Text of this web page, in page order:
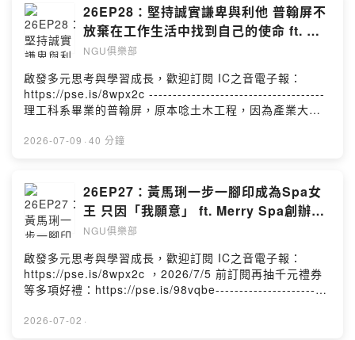
棄，擔任輔導工作40年來，他仍看過許多「浪子回頭」的
奇蹟出現。黃明鎮也曾親身經歷見到被害者家屬最後願意
放下仇恨，饒恕加害人的大愛，這也讓他更確信自己當初
的生涯決定，他所做的事情比當上警察局長更有意義，如
今已82歲的黃明鎮依舊每天投入更生輔導工作，信仰是他
背後最大的力量，妻子自始至終的支持，也一直是黃明鎮
最大的後盾。-------------------------------------企劃 | 王涵
製作 | 王涵
26EP28：堅持誠實謙卑與利他 普翰屏不
放棄在工作生活中找到自己的使命 ft. 半
導體大廠研發主管 普翰屏
NGU俱樂部
啟發多元思考與學習成長，歡迎訂閱 IC之音電子報：
https://pse.is/8wpx2c -------------------------------------
理工科系畢業的普翰屏，原本唸土木工程，因為產業大環
入半導體製造，並聚焦封裝測試的研發，這個決定如今看
習、迎向挑戰的心態，才能讓自己快速適應改變。繁忙工
作之餘，普翰屏還會定期召聚公司內社團的同事，前往海
外關心訪視派駐在當地的公司同事和他們的家庭，讓離鄉
背井的這些同事因著他們的關懷與協助而安定心情。信仰
是普翰屏在面對科技高壓工作時最大的力量，而誠實、謙
卑與利他，則是普翰屏堅守的工作與生活態度。他永不放
棄在工作與生活中，找到屬於自己的那份使命感。---------
----------------------------企劃 | 王涵製作 | 王涵
2026-07-09 · 40 分鐘
26EP27：黃馬琍一步一腳印成為Spa女
王 只因「我願意」 ft. Merry Spa創辦人
黃馬琍
NGU俱樂部
啟發多元思考與學習成長，歡迎訂閱 IC之音電子報：
https://pse.is/8wpx2c ，2026/7/5 前訂閱再抽千元禮券
等多項好禮：https://pse.is/98vqbe------------------------
時因為家境貧困和姊姊一起被送做養女，但養父母對她們
2026-07-02 ·